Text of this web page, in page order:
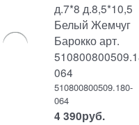
д.7*8 д.8,5*10,5
Белый Жемчуг
Барокко арт.
064
510800800509.180-
064
4 390руб.